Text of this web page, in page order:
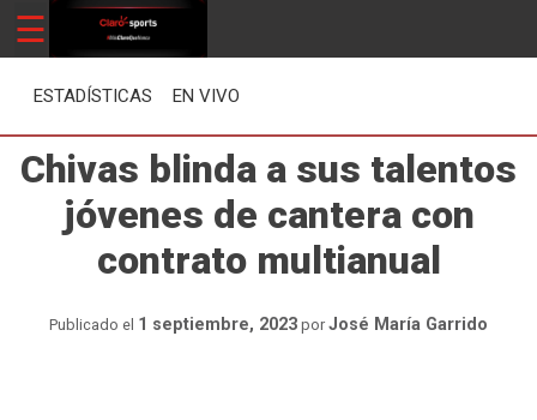
Skip
☰
ClaroSports
Más Claro que nunca
ESTADÍSTICAS EN VIVO
Chivas blinda a sus talentos
jóvenes de cantera con
contrato multianual
Publicado el 1 septiembre, 2023 por José María Garrido